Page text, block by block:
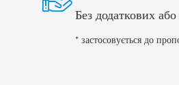
Без додаткових
* застосовується до